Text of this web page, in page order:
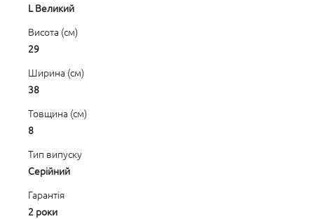
L Великий
Висота (см)
29
Ширина (см)
38
Товщина (см)
8
Тип випуску
Серійний
Гарантія
2 роки